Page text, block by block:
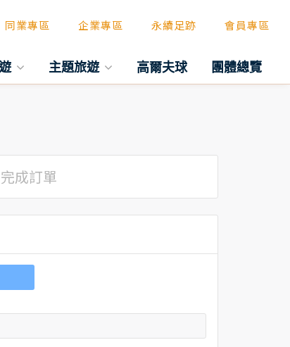
同業專區 企業專區 永續足跡 會員專區
主題旅遊 高爾夫球 團體總覽
完成訂單